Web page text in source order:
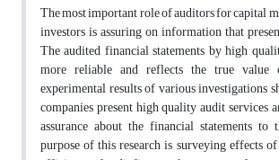
The most important role of auditors for capital
investors is assuring on information that
The audited financial statements by high
more reliable and reflects the true value
experimental results of various investigations
companies present high quality audit services
assurance about the financial statements
purpose of this research is surveying effects